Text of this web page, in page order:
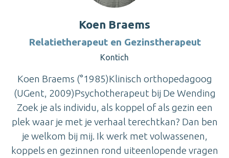
Koen Braems
Relatietherapeut en Gezinstherapeut
Kontich
Koen Braems (°1985)Klinisch orthopedagoog
(UGent, 2009)Psychotherapeut bij De Wending
Zoek je als individu, als koppel of als gezin een
plek waar je met je verhaal terechtkan? Dan ben
je welkom bij mij. Ik werk met volwassenen,
koppels en gezinnen rond uiteenlopende vragen